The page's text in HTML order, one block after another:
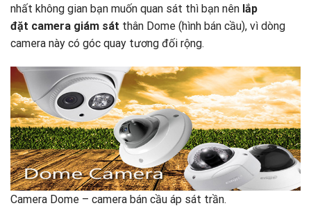
nhất không gian bạn muốn quan sát thì bạn nên lắp
đặt camera giám sát thân Dome (hình bán cầu), vì dòng
camera này có góc quay tương đối rộng.
Camera Dome – camera bán cầu áp sát trần.